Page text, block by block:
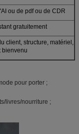
ou de pdf ou de CDR
gratuitement
client, structure, matériel,
bienvenu
pour porter ;
livres/nourriture ;